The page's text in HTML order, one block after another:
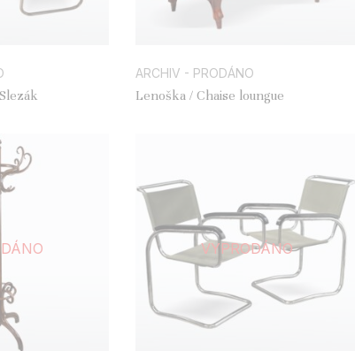
ARCHIV - PRODÁNO
Lenoška / Chaise loungue
VYPRODÁNO